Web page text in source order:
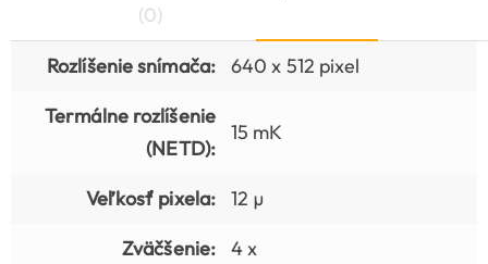
(0)
Rozlíšenie snímača:
640 x 512 pixel
Termálne rozlíšenie
(NETD):
15 mK
Veľkosť pixela:
12 µ
Zväčšenie:
4 x